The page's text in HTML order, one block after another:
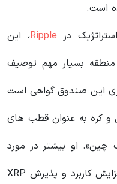
Ripple، این
منطقه بسیار مهم توصیف
این صندوق گواهی است
و کره به عنوان قطب های
چین». او بیشتر در مورد
جنبه های خاص صندوق با هدف افزایش کاربرد و پذیرش XRP